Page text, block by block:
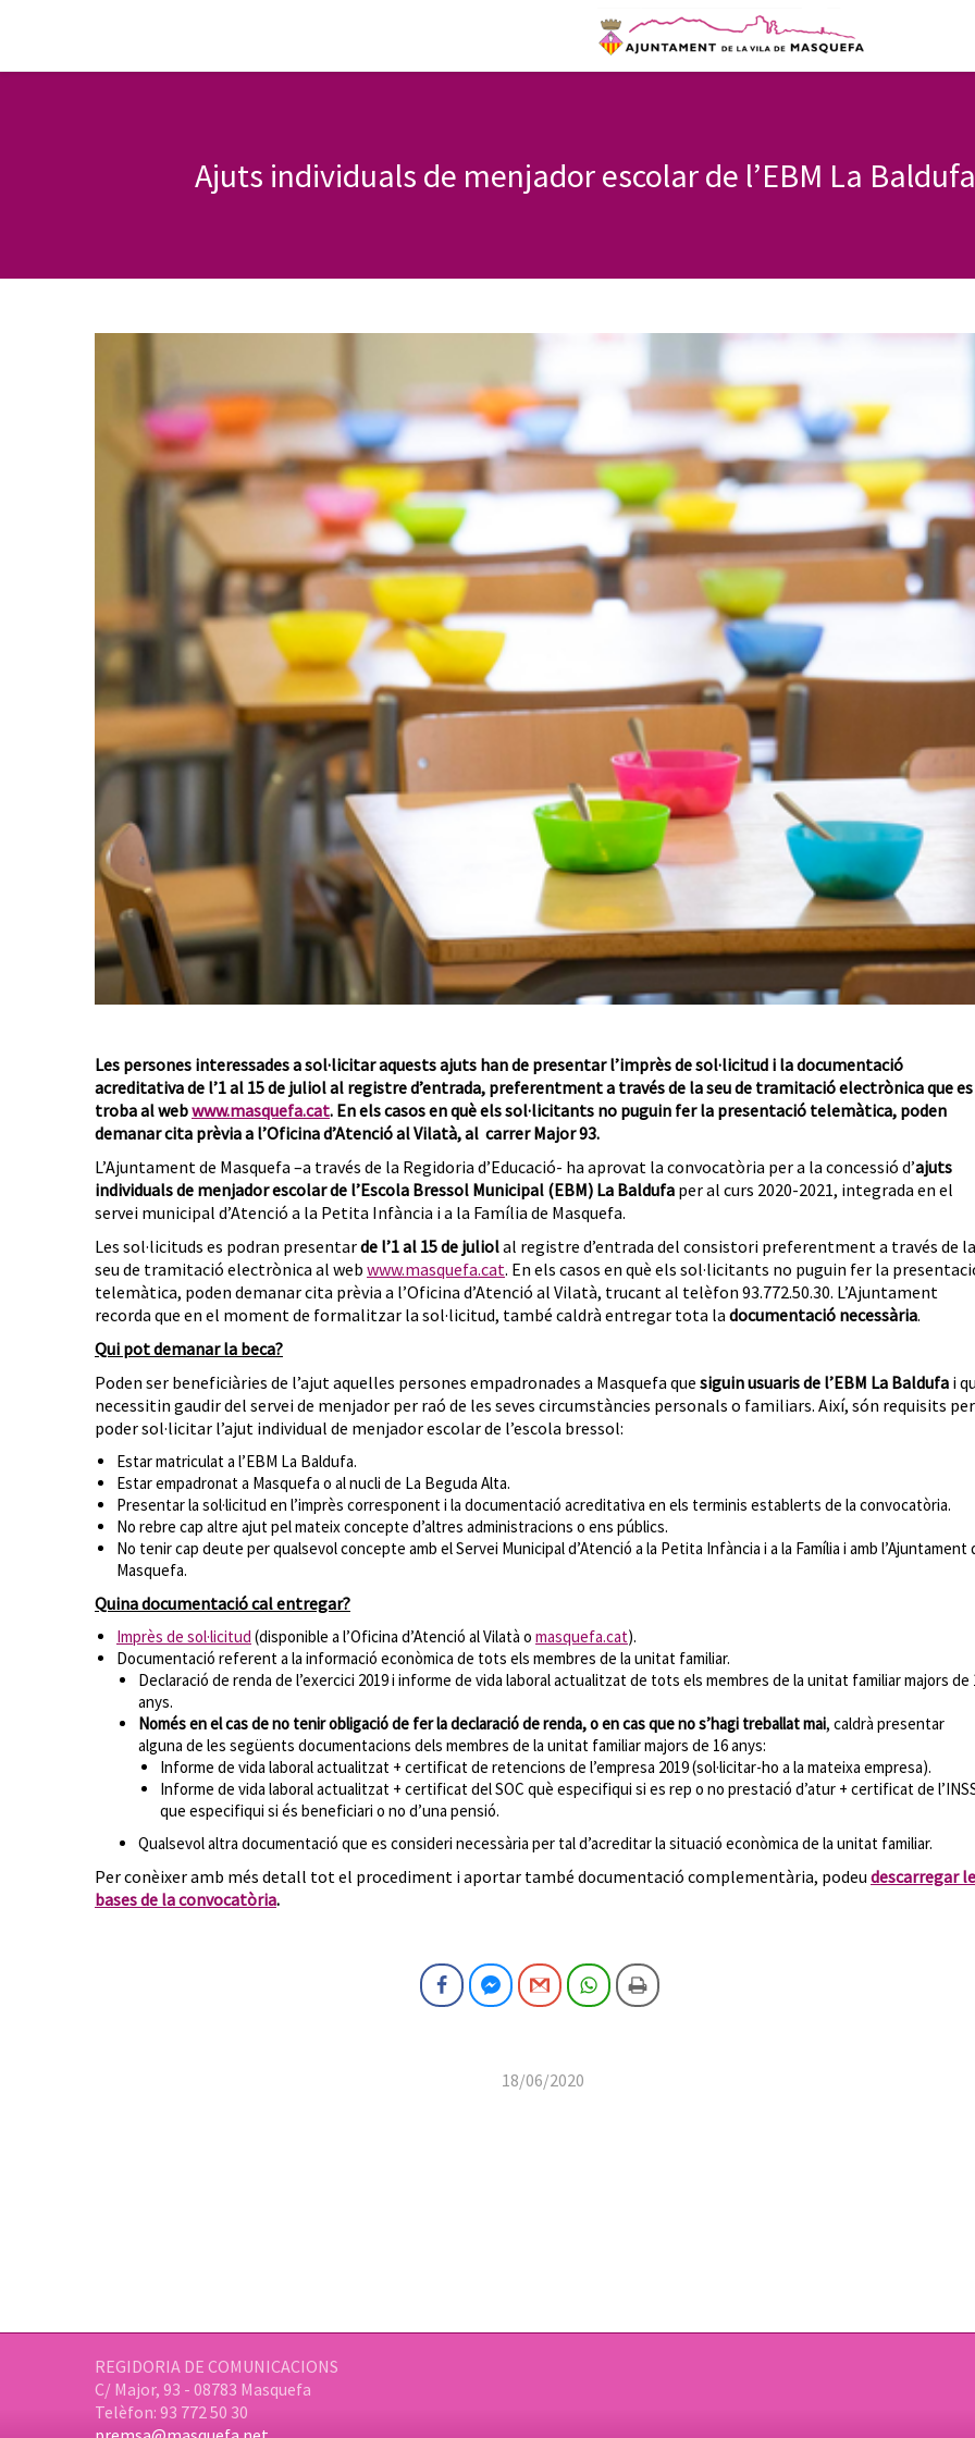
Ajuts individuals de menjador escolar de l’EBM La
Les persones interessades a sol·licitar aquests ajuts han de presentar l’imprès de sol·licitud i la documentació
acreditativa de l’1 al 15 de juliol al registre d’entrada, preferentment a través de la seu de tramitació electrònica que es
troba al webwww.masquefa.cat. En els casos en què els sol·licitants no puguin fer la presentació telemàtica, poden
demanar cita prèvia a l’Oficina d’Atenció al Vilatà, al carrer Major 93.
L’Ajuntament de Masquefa –a través de la Regidoria d’Educació- ha aprovat la convocatòria per a la concessió d’ajuts
individuals de menjador escolar de l’Escola Bressol Municipal (EBM) La Baldufa per al curs 2020-2021, integrada en el
servei municipal d’Atenció a la Petita Infància i a la Família de Masquefa.
Les sol·licituds es podran presentarde l’1 al 15 de juliolal registre d’entrada del consistori preferentment a través de la
seu de tramitació electrònica al web www.masquefa.cat. En els casos en què els sol·licitants no puguin fer la
telemàtica, poden demanar cita prèvia a l’Oficina d’Atenció al Vilatà, trucant al telèfon 93.772.50.30. L’Ajuntament
recorda que en el moment de formalitzar la sol·licitud, també caldrà entregar tota la documentació necessària.
Qui pot demanar la beca?
Poden ser beneficiàries de l’ajut aquelles persones empadronades a Masquefa que siguin usuaris de l’EBM La Baldufa i
necessitin gaudir del servei de menjador per raó de les seves circumstàncies personals o familiars. Així, són requisits per
poder sol·licitar l’ajut individual de menjador escolar de l’escola bressol:
Estar matriculat a l’EBM La Baldufa.
Estar empadronat a Masquefa o al nucli de La Beguda Alta.
Presentar la sol·licitud en l’imprès corresponent i la documentació acreditativa en els terminis establerts de la convocatòria.
No rebre cap altre ajut pel mateix concepte d’altres administracions o ens públics.
No tenir cap deute per qualsevol concepte amb el Servei Municipal d’Atenció a la Petita Infància i a la Família i amb l’Ajuntament
Masquefa.
Quina documentació cal entregar?
Imprès de sol·licitud (disponible a l’Oficina d’Atenció al Vilatà o masquefa.cat).
Documentació referent a la informació econòmica de tots els membres de la unitat familiar.
Declaració de renda de l’exercici 2019 i informe de vida laboral actualitzat de tots els membres de la unitat familiar majors de
anys.
Només en el cas de no tenir obligació de fer la declaració de renda, o en cas que no s’hagi treballat mai, caldrà presentar
alguna de les següents documentacions dels membres de la unitat familiar majors de 16 anys:
Informe de vida laboral actualitzat + certificat de retencions de l’empresa 2019 (sol·licitar-ho a la mateixa empresa).
Informe de vida laboral actualitzat + certificat del SOC què especifiqui si es rep o no prestació d’atur + certificat de
que especifiqui si és beneficiari o no d’una pensió.
Qualsevol altra documentació que es consideri necessària per tal d’acreditar la situació econòmica de la unitat familiar.
Per conèixer amb més detall tot el procediment i aportar també documentació complementària, podeu descarregar
bases de la convocatòria.
FacebookFacebook Messenger
Gmail WhatsAppImprimeix
18/06/2020
REGIDORIA DE COMUNICACIONS
C/ Major, 93 - 08783 Masquefa
Telèfon: 93 772 50 30